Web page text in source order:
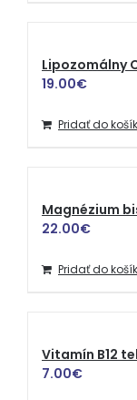
Lipozomálny
19.00€
Pridať do
Magnézium
22.00€
Pridať do
Vitamín B12
7.00€